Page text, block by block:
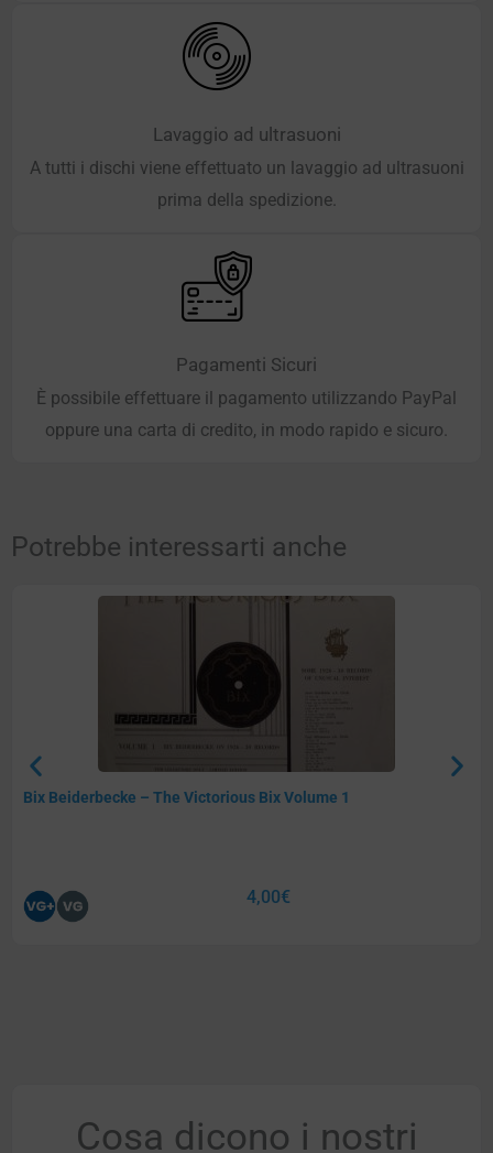
Lavaggio ad ultrasuoni
A tutti i dischi viene effettuato un lavaggio ad ultrasuoni
prima della spedizione.
Pagamenti Sicuri
È possibile effettuare il pagamento utilizzando PayPal
oppure una carta di credito, in modo rapido e sicuro.
Potrebbe interessarti anche
Bix Beiderbecke – The Victorious Bix Volume 1
4,00€
Cosa dicono i nostri